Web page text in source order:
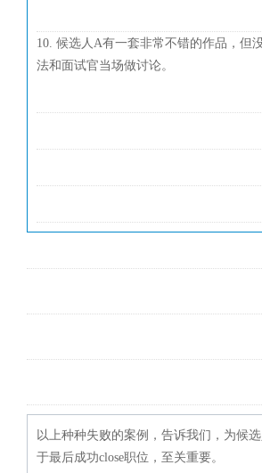
10. 候选人A有一套非常不错的作品，但
法和面试官当场做讨论。
以上种种失败的案例，告诉我们，为候选
于最后成功close职位，至关重要。